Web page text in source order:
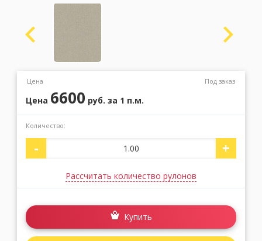
Цена Под заказ
Цена 6600 руб. за 1 п.м.
Количество:
- +
Рассчитать количество рулонов
Купить